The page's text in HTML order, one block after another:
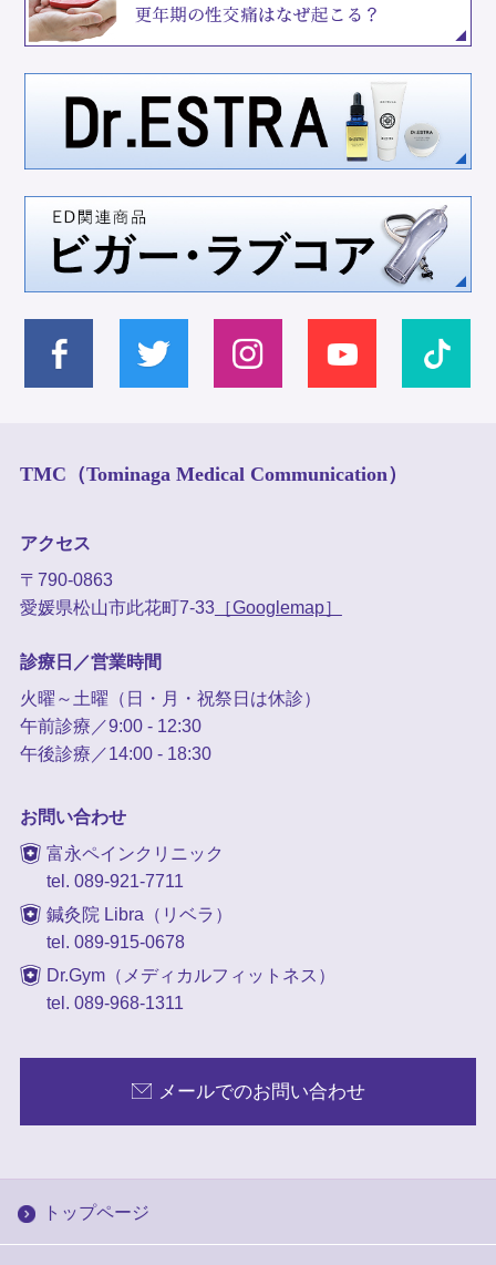
TMC（Tominaga Medical Communication）
アクセス
〒790-0863
愛媛県松山市此花町7-33［Googlemap］
診療日／営業時間
火曜～土曜（日・月・祝祭日は休診）
午前診療／9:00 - 12:30
午後診療／14:00 - 18:30
お問い合わせ
富永ペインクリニック
tel. 089-921-7711
鍼灸院 Libra（リベラ）
tel. 089-915-0678
Dr.Gym（メディカルフィットネス）
tel. 089-968-1311
メールでのお問い合わせ
トップページ